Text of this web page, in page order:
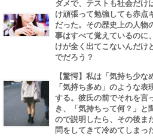
ダメで、テストも社会だけ
け頑張って勉強しても赤点
だった。その歴史上の人物
事はすべて覚えているのに
けが全く出てこないんだけ
でだろう？
【驚愕】私は「気持ち少な
「気持ち多め」のような表
する。彼氏の前でそれを言
き、「気持ちって何？」と
ので説明したら、その後ま
問をしてきて冷めてしまっ